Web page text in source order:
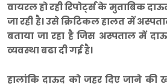
वायरल हो रही रिपोर्ट्स के मुताबिक
जा रही है। उसे क्रिटिकल हालत में
बताया जा रहा है जिस अस्पताल में
व्यवस्था बढा दी गई है।
हालांकि दाऊद को जहर दिए जाने की